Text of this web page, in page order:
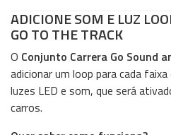
ADICIONE SOM E LUZ
GO TO THE TRACK
O Conjunto Carrera Go Sound
adicionar um loop para cada
luzes LED e som, que será
carros.